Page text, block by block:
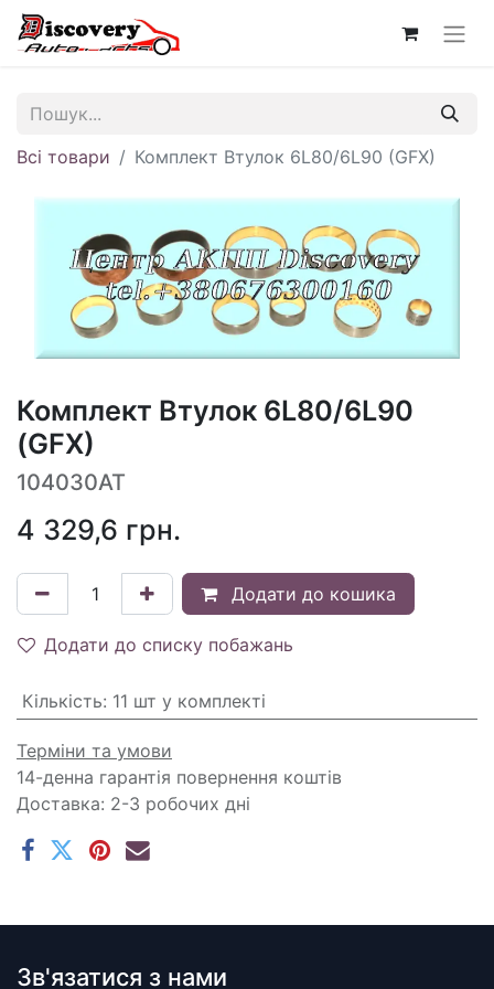
Всі товари Комплект Втулок 6L80/6L90 (GFX)
Комплект Втулок 6L80/6L90
(GFX)
104030AT
4 329,6 грн.
Додати до кошика
Додати до списку побажань
Кількість: 11 шт у комплекті
Терміни та умови
14-денна гарантія повернення коштів
Доставка: 2-3 робочих дні
Зв'язатися з нами